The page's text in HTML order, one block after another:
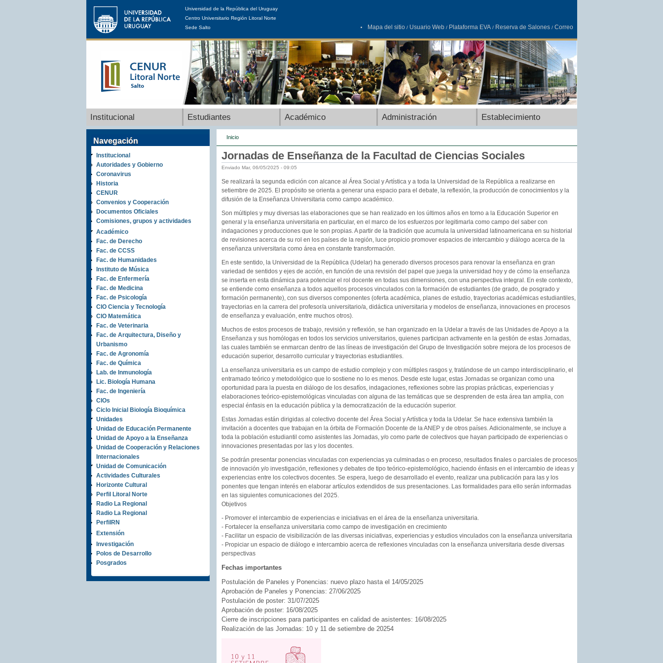
Universidad de la República del Uruguay
Centro Universitario Región Litoral Norte
Sede Salto
Mapa del sitio/ Usuario Web/ Plataforma EVA/ Reserva de Salones/ Correo
Institucional Estudiantes Académico Administración Establecimiento
Navegación
Institucional
Autoridades y Gobierno
Coronavirus
Historia
CENUR
Convenios y Cooperación
Documentos Oficiales
Comisiones, grupos y actividades
Académico
Fac. de Derecho
Fac. de CCSS
Fac. de Humanidades
Instituto de Música
Fac. de Enfermería
Fac. de Medicina
Fac. de Psicología
CIO Ciencia y Tecnología
CIO Matemática
Fac. de Veterinaria
Fac. de Arquitectura, Diseño y
Urbanismo
Fac. de Agronomía
Fac. de Química
Lab. de Inmunología
Lic. Biología Humana
Fac. de Ingeniería
CIOs
Ciclo Inicial Biología Bioquímica
Unidades
Unidad de Educación Permanente
Unidad de Apoyo a la Enseñanza
Unidad de Cooperación y Relaciones
Internacionales
Unidad de Comunicación
Actividades Culturales
Horizonte Cultural
Perfil Litoral Norte
Radio La Regional
Radio La Regional
PerfilRN
Extensión
Investigación
Polos de Desarrollo
Posgrados
Inicio
Jornadas de Enseñanza de la Facultad de Ciencias Sociales
Enviado Mar, 06/05/2025 - 09:05
Se realizará la segunda edición con alcance al Área Social y Artística y a toda la Universidad de la República a realizarse en
setiembre de 2025. El propósito se orienta a generar una espacio para el debate, la reflexión, la producción de conocimientos y la
difusión de la Enseñanza Universitaria como campo académico.
Son múltiples y muy diversas las elaboraciones que se han realizado en los últimos años en torno a la Educación Superior en
general y la enseñanza universitaria en particular, en el marco de los esfuerzos por legitimarla como campo del saber con
indagaciones y producciones que le son propias. A partir de la tradición que acumula la universidad latinoamericana en su historial
de revisiones acerca de su rol en los países de la región, luce propicio promover espacios de intercambio y diálogo acerca de la
enseñanza universitaria como área en constante transformación.
En este sentido, la Universidad de la República (Udelar) ha generado diversos procesos para renovar la enseñanza en gran
variedad de sentidos y ejes de acción, en función de una revisión del papel que juega la universidad hoy y de cómo la enseñanza
se inserta en esta dinámica para potenciar el rol docente en todas sus dimensiones, con una perspectiva integral. En este contexto,
se entiende como enseñanza a todos aquellos procesos vinculados con la formación de estudiantes (de grado, de posgrado y
formación permanente), con sus diversos componentes (oferta académica, planes de estudio, trayectorias académicas estudiantiles,
trayectorias en la carrera del profesor/a universitario/a, didáctica universitaria y modelos de enseñanza, innovaciones en procesos
de enseñanza y evaluación, entre muchos otros).
Muchos de estos procesos de trabajo, revisión y reflexión, se han organizado en la Udelar a través de las Unidades de Apoyo a la
Enseñanza y sus homólogas en todos los servicios universitarios, quienes participan activamente en la gestión de estas Jornadas,
las cuales también se enmarcan dentro de las líneas de investigación del Grupo de Investigación sobre mejora de los procesos de
educación superior, desarrollo curricular y trayectorias estudiantiles.
La enseñanza universitaria es un campo de estudio complejo y con múltiples rasgos y, tratándose de un campo interdisciplinario, el
entramado teórico y metodológico que lo sostiene no lo es menos. Desde este lugar, estas Jornadas se organizan como una
oportunidad para la puesta en diálogo de los desafíos, indagaciones, reflexiones sobre las propias prácticas, experiencias y
elaboraciones teórico-epistemológicas vinculadas con alguna de las temáticas que se desprenden de esta área tan amplia, con
especial énfasis en la educación pública y la democratización de la educación superior.
Estas Jornadas están dirigidas al colectivo docente del Área Social y Artística y toda la Udelar. Se hace extensiva también la
invitación a docentes que trabajan en la órbita de Formación Docente de la ANEP y de otros países. Adicionalmente, se incluye a
toda la población estudiantil como asistentes las Jornadas, y/o como parte de colectivos que hayan participado de experiencias o
innovaciones presentadas por las y los docentes.
Se podrán presentar ponencias vinculadas con experiencias ya culminadas o en proceso, resultados finales o parciales de procesos
de innovación y/o investigación, reflexiones y debates de tipo teórico-epistemológico, haciendo énfasis en el intercambio de ideas y
experiencias entre los colectivos docentes. Se espera, luego de desarrollado el evento, realizar una publicación para las y los
ponentes que tengan interés en elaborar artículos extendidos de sus presentaciones. Las formalidades para ello serán informadas
en las siguientes comunicaciones del 2025.
Objetivos
- Promover el intercambio de experiencias e iniciativas en el área de la enseñanza universitaria.
- Fortalecer la enseñanza universitaria como campo de investigación en crecimiento
- Facilitar un espacio de visibilización de las diversas iniciativas, experiencias y estudios vinculados con la enseñanza universitaria
- Propiciar un espacio de diálogo e intercambio acerca de reflexiones vinculadas con la enseñanza universitaria desde diversas
perspectivas
Fechas importantes
Postulación de Paneles y Ponencias: nuevo plazo hasta el 14/05/2025
Aprobación de Paneles y Ponencias: 27/06/2025
Postulación de poster: 31/07/2025
Aprobación de poster: 16/08/2025
Cierre de inscripciones para participantes en calidad de asistentes: 16/08/2025
Realización de las Jornadas: 10 y 11 de setiembre de 20254